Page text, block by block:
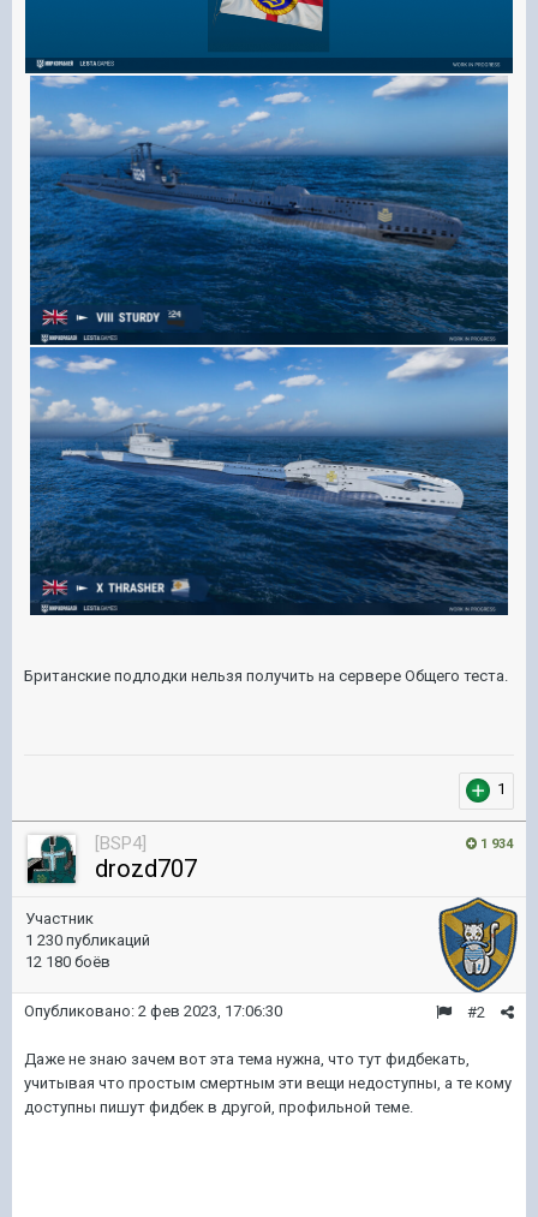
Британские подлодки нельзя получить на сервере Общего теста.
1
1 934
[BSP4]
drozd707
Участник
1 230 публикаций
12 180 боёв
#2
Опубликовано: 2 фев 2023, 17:06:30
Даже не знаю зачем вот эта тема нужна, что тут фидбекать,
учитывая что простым смертным эти вещи недоступны, а те кому
доступны пишут фидбек в другой, профильной теме.